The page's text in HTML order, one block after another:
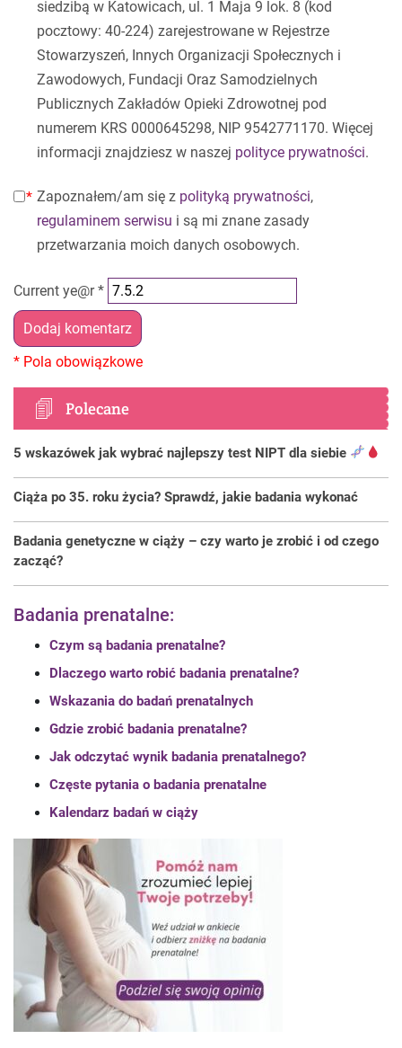
siedzibą w Katowicach, ul. 1 Maja 9 lok. 8 (kod
pocztowy: 40-224) zarejestrowane w Rejestrze
Stowarzyszeń, Innych Organizacji Społecznych i
Zawodowych, Fundacji Oraz Samodzielnych
Publicznych Zakładów Opieki Zdrowotnej pod
numerem KRS 0000645298, NIP 9542771170. Więcej
informacji znajdziesz w naszej polityce prywatności.
Zapoznałem/am się z polityką prywatności,
regulaminem serwisu i są mi znane zasady
przetwarzania moich danych osobowych.
Current ye@r*
Polecane
5 wskazówek jak wybrać najlepszy test NIPT dla siebie
Ciąża po 35. roku życia? Sprawdź, jakie badania wykonać
Badania genetyczne w ciąży – czy warto je zrobić i od czego
zacząć?
Badania prenatalne:
Czym są badania prenatalne?
Dlaczego warto robić badania prenatalne?
Wskazania do badań prenatalnych
Gdzie zrobić badania prenatalne?
Jak odczytać wynik badania prenatalnego?
Częste pytania o badania prenatalne
Kalendarz badań w ciąży